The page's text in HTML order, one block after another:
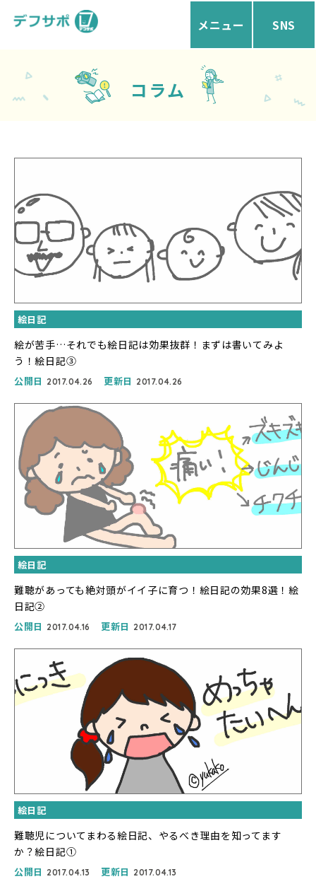
メニュー SNS
コラム
絵日記
絵が苦手…それでも絵日記は効果抜群！まずは書いてみよ
う！絵日記③
公開日 2017.04.26 更新日 2017.04.26
絵日記
難聴があっても絶対頭がイイ子に育つ！絵日記の効果8選！絵
日記②
公開日 2017.04.16 更新日 2017.04.17
絵日記
難聴児についてまわる絵日記、やるべき理由を知ってます
か？絵日記①
公開日 2017.04.13 更新日 2017.04.13